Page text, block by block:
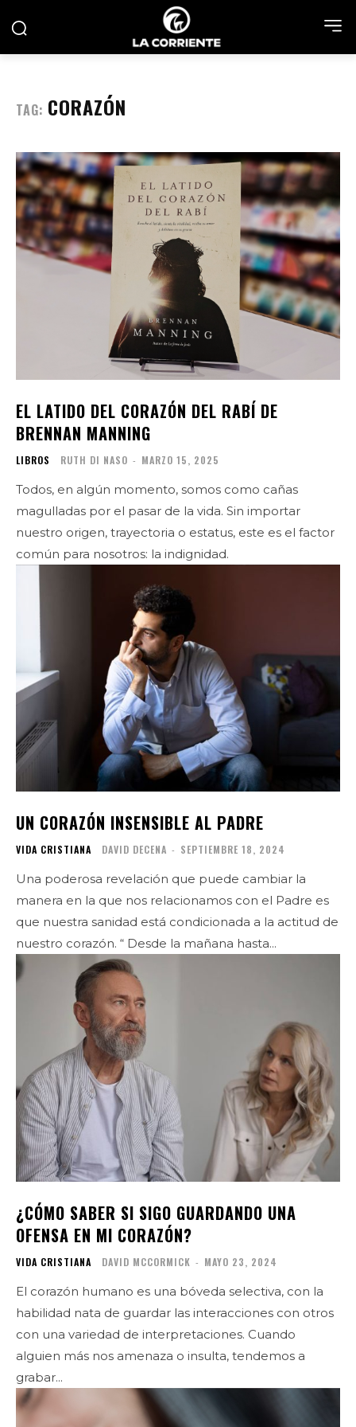
TAG: CORAZÓN
EL LATIDO DEL CORAZÓN DEL RABÍ DE
BRENNAN MANNING
LIBROS RUTH DI NASO - MARZO 15, 2025
Todos, en algún momento, somos como cañas
magulladas por el pasar de la vida. Sin importar
nuestro origen, trayectoria o estatus, este es el factor
común para nosotros: la indignidad.
UN CORAZÓN INSENSIBLE AL PADRE
VIDA CRISTIANA DAVID DECENA - SEPTIEMBRE 18, 2024
Una poderosa revelación que puede cambiar la
manera en la que nos relacionamos con el Padre es
que nuestra sanidad está condicionada a la actitud de
nuestro corazón. “ Desde la mañana hasta...
¿CÓMO SABER SI SIGO GUARDANDO UNA
OFENSA EN MI CORAZÓN?
VIDA CRISTIANA DAVID MCCORMICK - MAYO 23, 2024
El corazón humano es una bóveda selectiva, con la
habilidad nata de guardar las interacciones con otros
con una variedad de interpretaciones. Cuando
alguien más nos amenaza o insulta, tendemos a
grabar...